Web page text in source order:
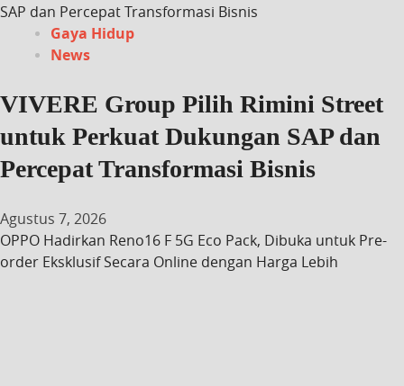
SAP dan Percepat Transformasi Bisnis
Gaya Hidup
News
VIVERE Group Pilih Rimini Street
untuk Perkuat Dukungan SAP dan
Percepat Transformasi Bisnis
Agustus 7, 2026
OPPO Hadirkan Reno16 F 5G Eco Pack, Dibuka untuk Pre-
order Eksklusif Secara Online dengan Harga Lebih